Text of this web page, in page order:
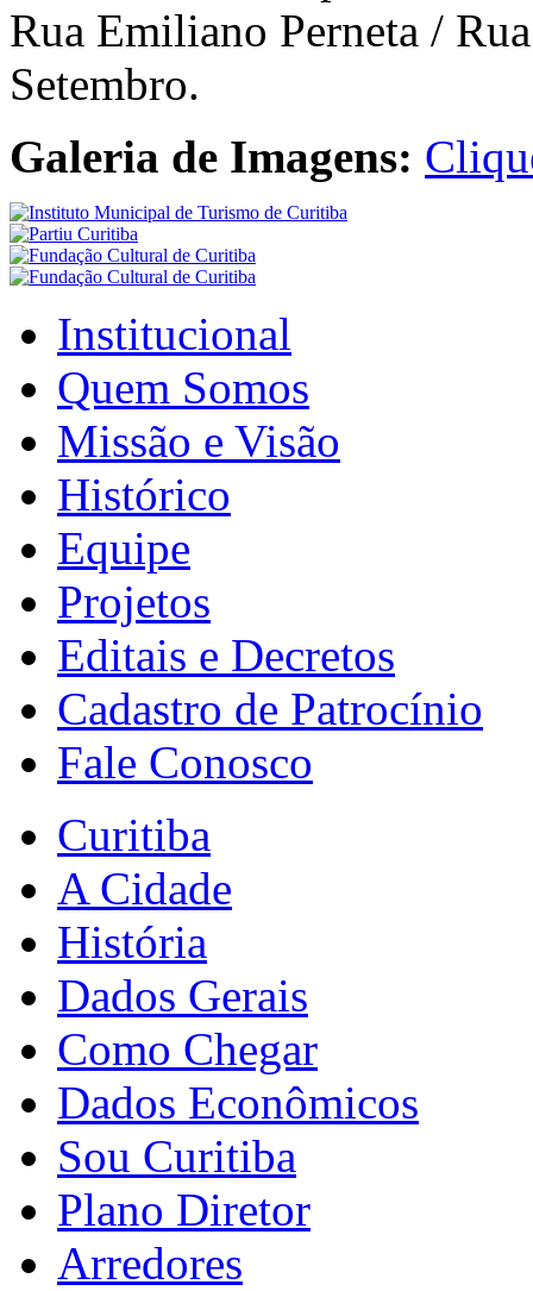
Rua Emiliano Perneta /
Setembro.
Galeria de Imagens:
Institucional
Quem Somos
Missão e Visão
Histórico
Equipe
Projetos
Editais e Decretos
Cadastro de Patrocínio
Fale Conosco
Curitiba
A Cidade
História
Dados Gerais
Como Chegar
Dados Econômicos
Sou Curitiba
Plano Diretor
Arredores